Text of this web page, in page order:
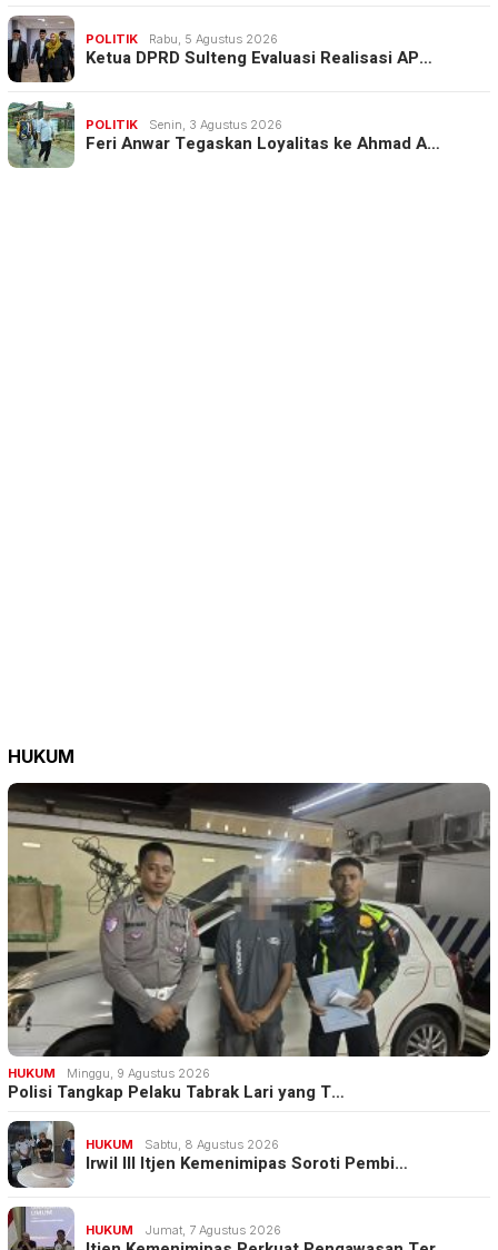
POLITIK Rabu, 5 Agustus 2026
Ketua DPRD Sulteng Evaluasi Realisasi AP…
POLITIK Senin, 3 Agustus 2026
Feri Anwar Tegaskan Loyalitas ke Ahmad A…
HUKUM
HUKUM Minggu, 9 Agustus 2026
Polisi Tangkap Pelaku Tabrak Lari yang T…
HUKUM Sabtu, 8 Agustus 2026
Irwil III Itjen Kemenimipas Soroti Pembi…
HUKUM Jumat, 7 Agustus 2026